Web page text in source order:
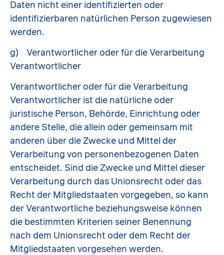
Daten nicht einer identifizierten oder
identifizierbaren natürlichen Person zugewiesen
werden.
g) Verantwortlicher oder für die Verarbeitung
Verantwortlicher
Verantwortlicher oder für die Verarbeitung
Verantwortlicher ist die natürliche oder
juristische Person, Behörde, Einrichtung oder
andere Stelle, die allein oder gemeinsam mit
anderen über die Zwecke und Mittel der
Verarbeitung von personenbezogenen Daten
entscheidet. Sind die Zwecke und Mittel dieser
Verarbeitung durch das Unionsrecht oder das
Recht der Mitgliedstaaten vorgegeben, so kann
der Verantwortliche beziehungsweise können
die bestimmten Kriterien seiner Benennung
nach dem Unionsrecht oder dem Recht der
Mitgliedstaaten vorgesehen werden.